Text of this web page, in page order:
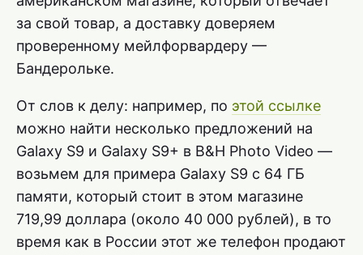
за свой товар, а доставку доверяем
проверенному мейлфорвардеру —
Бандерольке.
От слов к делу: например, по этой ссылке
можно найти несколько предложений на
Galaxy S9 и Galaxy S9+ в B&H Photo Video —
возьмем для примера Galaxy S9 с 64 ГБ
памяти, который стоит в этом магазине
719,99 доллара (около 40 000 рублей), в то
время как в России этот же телефон продают